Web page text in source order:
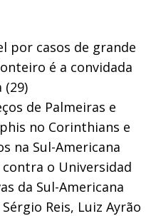
por casos de grande
é a convidada
de Palmeiras e
no Corinthians e
na Sul-Americana
o Universidad
da Sul-Americana
Reis, Luiz Ayrão